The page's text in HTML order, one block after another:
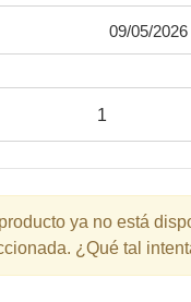
09/05/2026
ya no está
¿Qué tal